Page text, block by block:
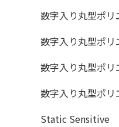
数字入り丸型ポ
数字入り丸型ポ
数字入り丸型ポ
数字入り丸型ポ
Static Sensitive